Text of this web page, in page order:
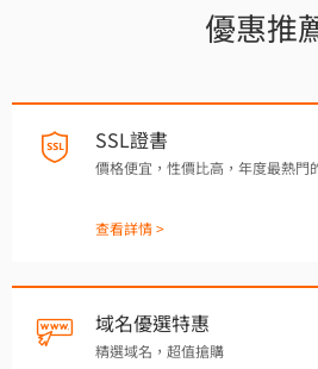
優惠推
SSL證書
價格便宜，性價比高，年度最熱門
查看詳情 >
域名優選特惠
精選域名，超值搶購